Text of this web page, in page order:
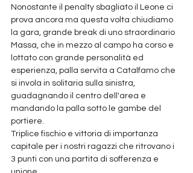
Nonostante il penalty sbagliato il Leone ci
prova ancora ma questa volta chiudiamo
la gara, grande break di uno straordinario
Massa, che in mezzo al campo ha corso e
lottato con grande personalità ed
esperienza, palla servita a Catalfamo che
si invola in solitaria sulla sinistra,
guadagnando il centro dell'area e
mandando la palla sotto le gambe del
portiere.
Triplice fischio e vittoria di importanza
capitale per i nostri ragazzi che ritrovano i
3 punti con una partita di sofferenza e